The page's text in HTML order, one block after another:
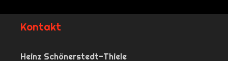
Kontakt
Heinz Schönerstedt-Thiele